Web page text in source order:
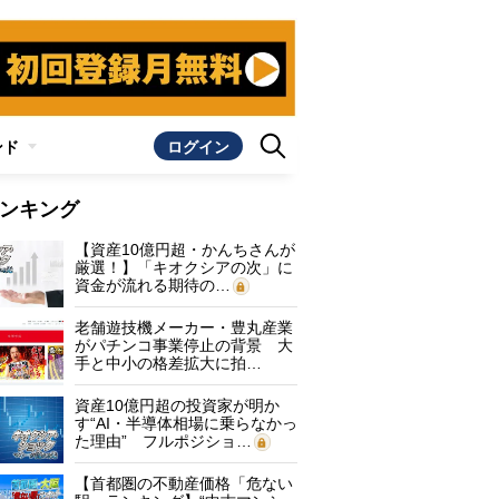
ログイン
キング
【資産10億円超・かんちさんが
厳選！】「キオクシアの次」に
資金が流れる期待の…
老舗遊技機メーカー・豊丸産業
がパチンコ事業停止の背景 大
手と中小の格差拡大に拍…
資産10億円超の投資家が明か
す“AI・半導体相場に乗らなかっ
た理由” フルポジショ…
【首都圏の不動産価格「危ない